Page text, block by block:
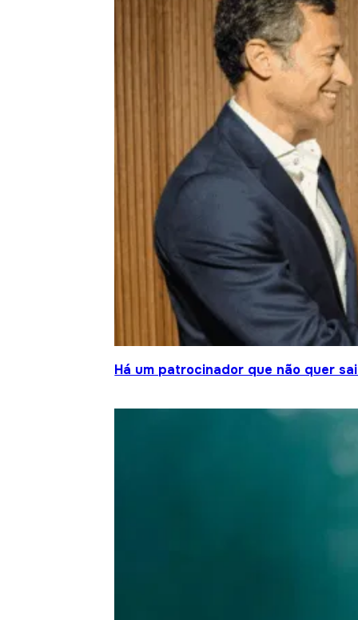
Há um patrocinador que não quer